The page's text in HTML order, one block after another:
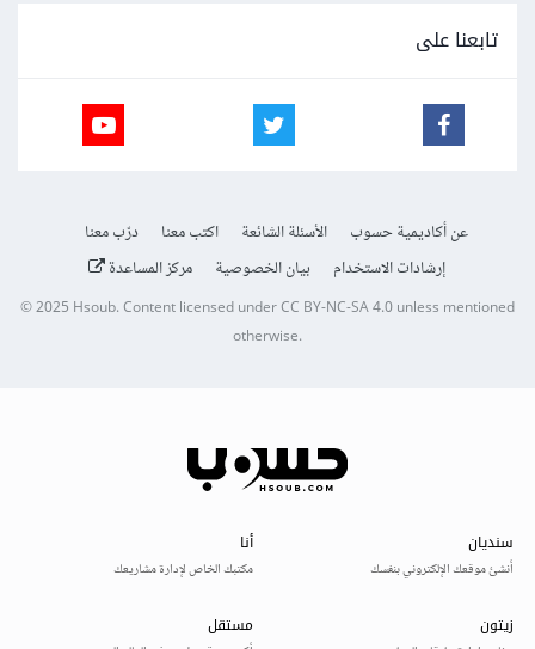
تابعنا على
عن أكاديمية حسوب الأسئلة الشائعة اكتب معنا
درّب معنا
إرشادات الاستخدام
بيان الخصوصية مركز المساعدة
© 2025Hsoub.Content licensed underCC BY-NC-SA 4.0unless mentioned
otherwise.